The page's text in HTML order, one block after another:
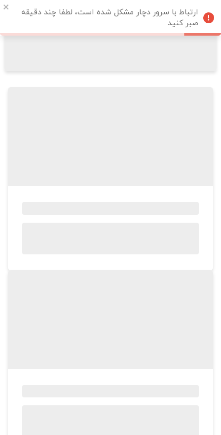
ارتباط با سرور دچار مشکل شده است، لطفا چند دقیقه
صبر کنید